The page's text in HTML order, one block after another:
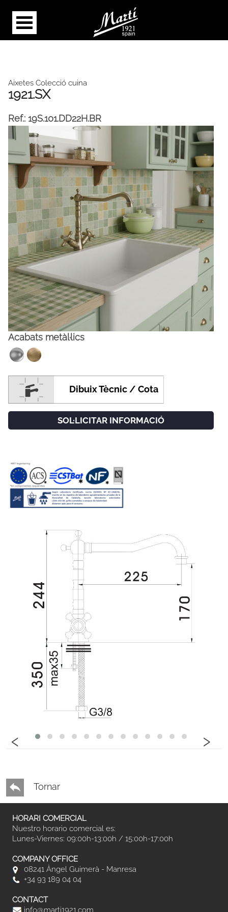
CAT
‹ ›
Aixetes Colecció cuina
1921.SX
Ref.: 19S.101.DD22H.BR
Acabats metàl·lics
Dibuix Tècnic / Cota
SOL·LICITAR INFORMACIÓ
Tornar
HORARI COMERCIAL
Nuestro horario comercial es:
Lunes-Viernes: 09:00h-13:00h / 15:00h-17:00h
COMPANY OFFICE
08241 Àngel Guimerà - Manresa
+34 93 189 04 04
CONTACT
info@marti1921.com